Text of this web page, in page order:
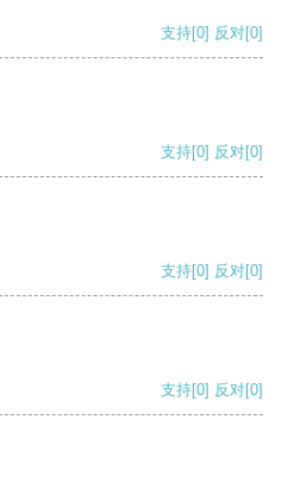
支持[0] 反对[0]
支持[0] 反对[0]
支持[0] 反对[0]
支持[0] 反对[0]